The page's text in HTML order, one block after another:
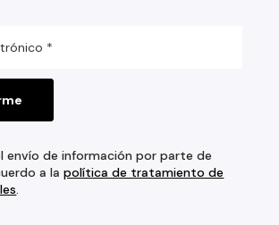
envío de información por parte de
a lapolítica de tratamiento de
.